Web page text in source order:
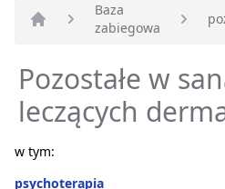
Strona główna
Baza
zabiegowa
Pozostałe w
leczących
w tym:
psychoterapia